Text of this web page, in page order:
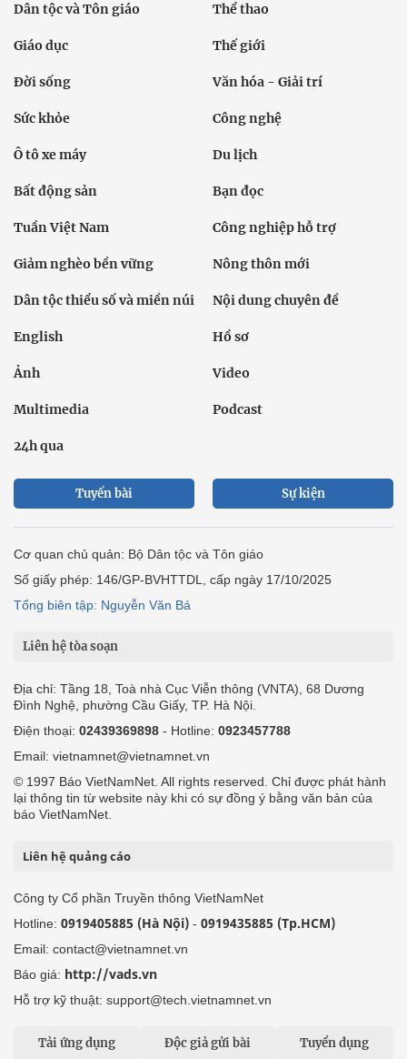
Dân tộc và Tôn giáo Thể thao
Giáo dục Thế giới
Đời sống Văn hóa - Giải trí
Sức khỏe Công nghệ
Ô tô xe máy Du lịch
Bất động sản Bạn đọc
Tuần Việt Nam Công nghiệp hỗ trợ
Giảm nghèo bền vững Nông thôn mới
Dân tộc thiểu số và miền núi Nội dung chuyên đề
English Hồ sơ
Ảnh Video
Multimedia Podcast
24h qua
Tuyến bài Sự kiện
Cơ quan chủ quản: Bộ Dân tộc và Tôn giáo
Số giấy phép: 146/GP-BVHTTDL, cấp ngày 17/10/2025
Tổng biên tập: Nguyễn Văn Bá
Liên hệ tòa soạn
Địa chỉ: Tầng 18, Toà nhà Cục Viễn thông (VNTA), 68 Dương
Đình Nghệ, phường Cầu Giấy, TP. Hà Nội.
Điện thoại: 02439369898 - Hotline: 0923457788
Email: vietnamnet@vietnamnet.vn
© 1997 Báo VietNamNet. All rights reserved. Chỉ được phát hành
lại thông tin từ website này khi có sự đồng ý bằng văn bản của
báo VietNamNet.
Liên hệ quảng cáo
Công ty Cổ phần Truyền thông VietNamNet
Hotline: 0919405885 (Hà Nội) - 0919435885 (Tp.HCM)
Email: contact@vietnamnet.vn
Báo giá: http://vads.vn
Hỗ trợ kỹ thuật: support@tech.vietnamnet.vn
Tải ứng dụng Độc giả gửi bài Tuyển dụng